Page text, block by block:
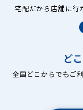
宅配だから店舗に行
ど
全国どこからでもご